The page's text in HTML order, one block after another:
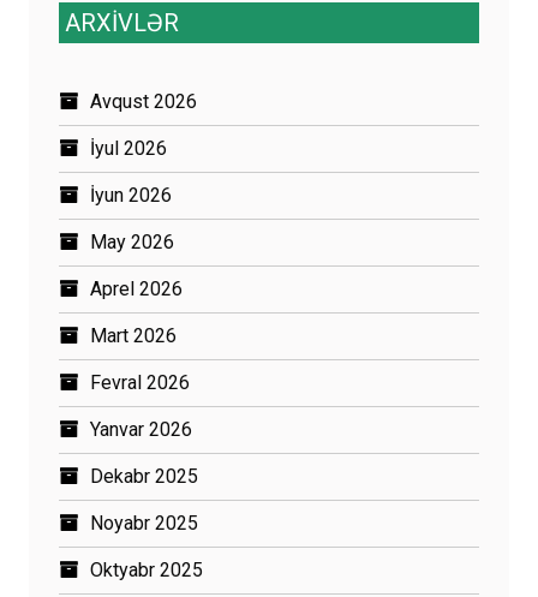
ARXİVLƏR
Avqust 2026
İyul 2026
İyun 2026
May 2026
Aprel 2026
Mart 2026
Fevral 2026
Yanvar 2026
Dekabr 2025
Noyabr 2025
Oktyabr 2025